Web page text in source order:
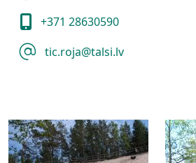
+371 28630590
tic.roja@talsi.lv